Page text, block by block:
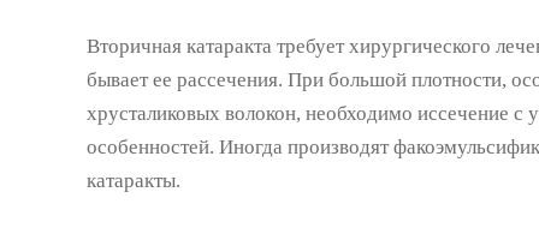
Вторичная катаракта требует хирургического
бывает ее рассечения. При большой плотности,
хрусталиковых волокон, необходимо иссечение с
особенностей. Иногда производят
катаракты.